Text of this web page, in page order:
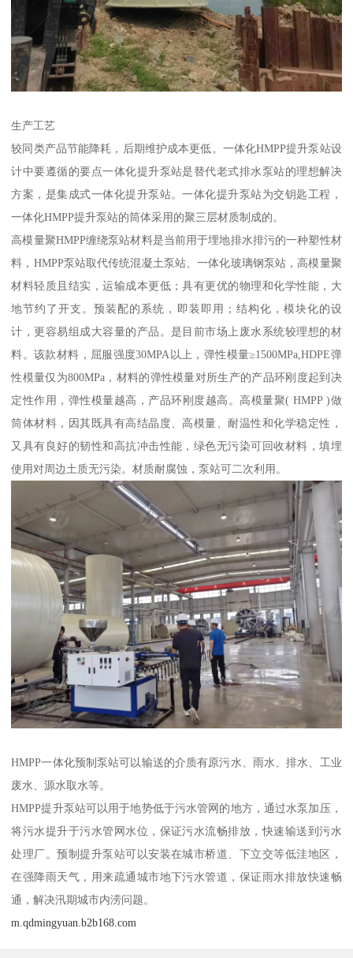
生产工艺
较同类产品节能降耗，后期维护成本更低。一体化HMPP提升泵站设
计中要遵循的要点一体化提升泵站是替代老式排水泵站的理想解决
方案，是集成式一体化提升泵站。一体化提升泵站为交钥匙工程，
一体化HMPP提升泵站的筒体采用的聚三层材质制成的。
高模量聚HMPP缠绕泵站材料是当前用于埋地排水排污的一种塑性材
料，HMPP泵站取代传统混凝土泵站、一体化玻璃钢泵站，高模量聚
材料轻质且结实，运输成本更低；具有更优的物理和化学性能，大
地节约了开支。预装配的系统，即装即用；结构化，模块化的设
计，更容易组成大容量的产品。是目前市场上废水系统较理想的材
料。该款材料，屈服强度30MPA以上，弹性模量≥1500MPa,HDPE弹
性模量仅为800MPa，材料的弹性模量对所生产的产品环刚度起到决
定性作用，弹性模量越高，产品环刚度越高。高模量聚( HMPP )做
筒体材料，因其既具有高结晶度、高模量、耐温性和化学稳定性，
又具有良好的韧性和高抗冲击性能，绿色无污染可回收材料，填埋
使用对周边土质无污染。材质耐腐蚀，泵站可二次利用。
HMPP一体化预制泵站可以输送的介质有原污水、雨水、排水、工业
废水、源水取水等。
HMPP提升泵站可以用于地势低于污水管网的地方，通过水泵加压，
将污水提升于污水管网水位，保证污水流畅排放，快速输送到污水
处理厂。预制提升泵站可以安装在城市桥道、下立交等低洼地区，
在强降雨天气，用来疏通城市地下污水管道，保证雨水排放快速畅
通，解决汛期城市内涝问题。
m.qdmingyuan.b2b168.com